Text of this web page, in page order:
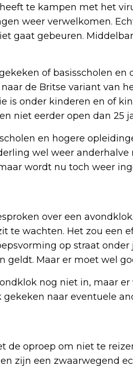
te kampen met het
weer verwelkomen.
gaat gebeuren.
of basisscholen
de Britse variant van
is onder kinderen en of
niet eerder open dan 25
en hogere
wel weer
wordt nu toch weer
over een
te wachten. Het zou een
op straat
geldt. Maar er moet wel
nog niet in, maar
gekeken naar eventuele
de oproep om niet te
zijn een zwaarwegend